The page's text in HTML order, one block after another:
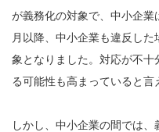
が義務化の対象で、中小企
月以降、中小企業も違反し
象となりました。対応が不
る可能性も高まっていると言
しかし、中小企業の間では